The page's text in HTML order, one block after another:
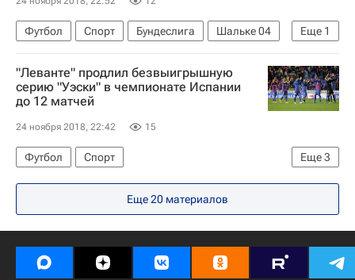
Еще 1
Футбол Спорт Бундеслига
Шальке 04
Нюрнберг
"Леванте" продлил безвыигрышную
серию "Уэски" в чемпионате Испании
до 12 матчей
24 ноября 2018, 22:42 15
Еще3
Футбол
Спорт
Чемпионат Испании по футболу
Уэска
Еще 20 материалов